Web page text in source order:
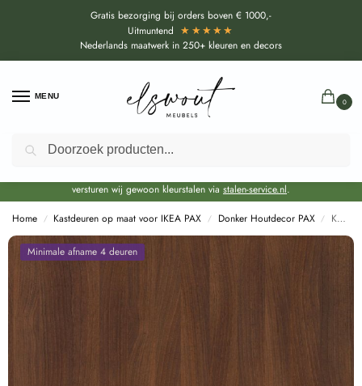
Gratis bezorging bij orders boven € 1000,-
Uitmuntend ★★★★★
Nederlands maatwerk in 250+ kleuren en decors
MENU
0
Door de bouwvakperiode geldt voor alle collecties momenteel een EXTRA
levertijd van circa 3-4 weken bovenop de reguliere levertijd.
versturen wij gewoon kleurstalen via stalen-service.nl.
Home / Kastdeuren op maat voor IKEA PAX / Donker Houtdecor PAX / Kastdeuren op maat Noten BellaNoce Schoko (R30019 VV) voor IKEA PAX
Minimale afname 4 deuren